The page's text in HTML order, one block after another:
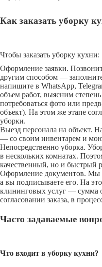
Как заказать уборку
Чтобы заказать уборку кухни:
Оформление заявки.
другим способом —
напишите в WhatsApp,
объем работ, выясним
потребоваться фото или
объект). На этом же этапе
уборки.
Выезд персонала на объект.
— со своим инвентарем и
Непосредственно уборка.
в нескольких комнатах.
качественный, но и быстрый
Оформление документов. Мы
а вы подписываете его. На
клининговых услуг — сумма
согласовании заказа, в
Часто задаваемые
Что входит в уборку кухни?